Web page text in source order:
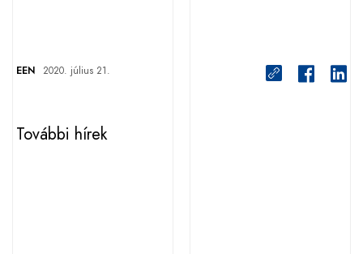
EEN 2020. július 21.
További hírek